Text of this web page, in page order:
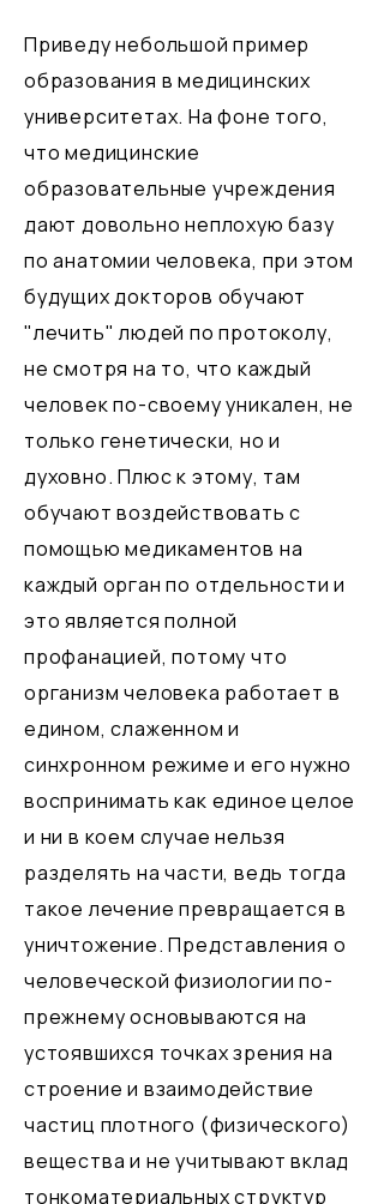
Приведу небольшой пример
образования в медицинских
университетах. На фоне того,
что медицинские
образовательные учреждения
дают довольно неплохую базу
по анатомии человека, при этом
будущих докторов обучают
"лечить" людей по протоколу,
не смотря на то, что каждый
человек по-своему уникален, не
только генетически, но и
духовно. Плюс к этому, там
обучают воздействовать с
помощью медикаментов на
каждый орган по отдельности и
это является полной
профанацией, потому что
организм человека работает в
едином, слаженном и
синхронном режиме и его нужно
воспринимать как единое целое
и ни в коем случае нельзя
разделять на части, ведь тогда
такое лечение превращается в
уничтожение. Представления о
человеческой физиологии по-
прежнему основываются на
устоявшихся точках зрения на
строение и взаимодействие
частиц плотного (физического)
вещества и не учитывают вклад
тонкоматериальных структур